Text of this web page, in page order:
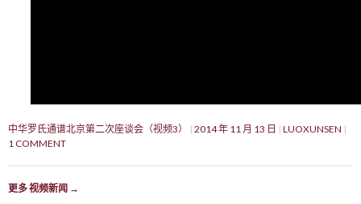
中华罗氏通谱北京第二次座谈会（视频3） 2014 年 11 月 13 日
LUOXUNSEN
1 COMMENT
更多 视频新闻 →